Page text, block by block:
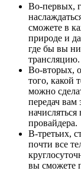
Во-первых,
сможете в
природе и
где бы вы ни
трансляцию.
Во-вторых,
того, какой
можно
передач вам
провайдера.
В-третьих,
почти все
вы сможете